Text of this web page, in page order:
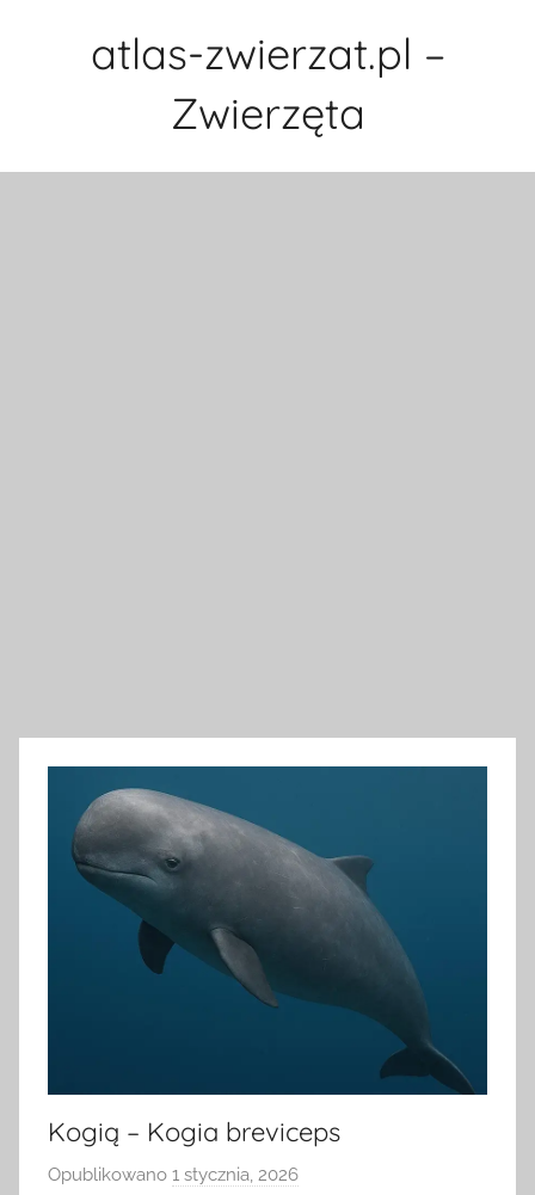
atlas-zwierzat.pl –
Zwierzęta
Kogią – Kogia breviceps
Opublikowano 1 stycznia, 2026